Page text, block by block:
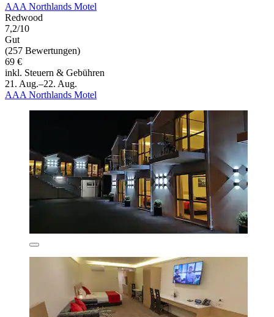
AAA Northlands Motel
Redwood
7,2/10
Gut
(257 Bewertungen)
69 €
inkl. Steuern & Gebühren
21. Aug.–22. Aug.
AAA Northlands Motel